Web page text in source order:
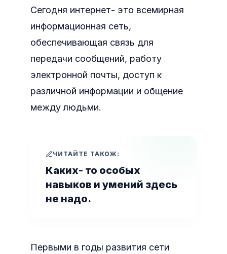
Сегодня интернет- это всемирная
информационная сеть,
обеспечивающая связь для
передачи сообщений, работу
электронной почты, доступ к
различной информации и общение
между людьми.
ЧИТАЙТЕ ТАКОЖ:
Каких- то особых
навыков и умений здесь
не надо.
Первыми в годы развития сети